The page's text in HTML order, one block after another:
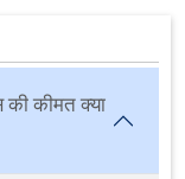
की कीमत क्या